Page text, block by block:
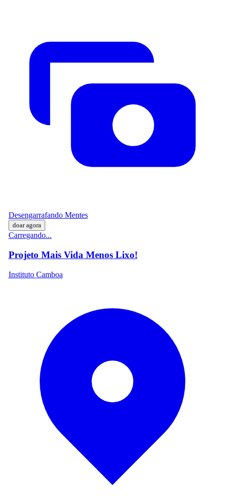
Desengarrafando Mentes
doar agora
Carregando...
Projeto Mais Vida Menos Lixo!
Instituto Camboa